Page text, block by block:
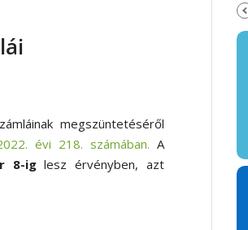
megszüntetéséről
évi 218. számában. A
8-iglesz érvényben, azt